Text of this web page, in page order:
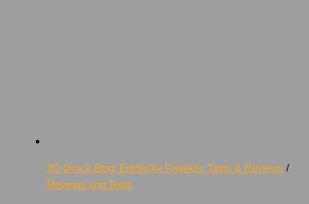
3D-Druck Blog: Entdecke Projekte, Tipps & Reviews /
Reviews und Tests